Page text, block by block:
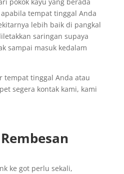
tempat tinggal Anda
lebih baik di pangkal
saringan supaya
sampai masuk kedalam
tempat tinggal Anda atau
segera kontak kami, kami
ke got perlu sekali,